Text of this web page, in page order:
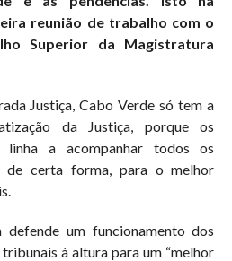
reunião de trabalho com o
Superior da Magistratura
Justiça, Cabo Verde só tem a
da Justiça, porque os
linha a acompanhar todos os
de certa forma, para o melhor
defende um funcionamento dos
à altura para um “melhor